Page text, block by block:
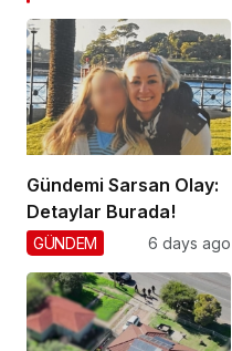
Gündemi Sarsan Olay:
Detaylar Burada!
GÜNDEM 6 days ago